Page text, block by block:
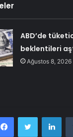
ABD’de
beklentileri
Ağustos 8, 2026
FacebookTwitter